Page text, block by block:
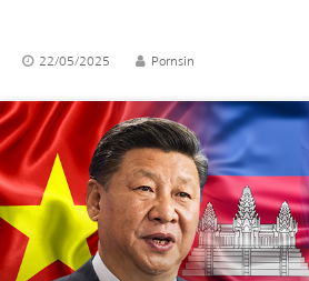
22/05/2025 Pornsin